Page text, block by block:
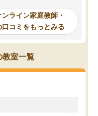
日
い
る
自習室が毎日使えていつ
るのが心強かったよう
謝です。
ライン家庭教師・
コミをもっとみる
教室一覧